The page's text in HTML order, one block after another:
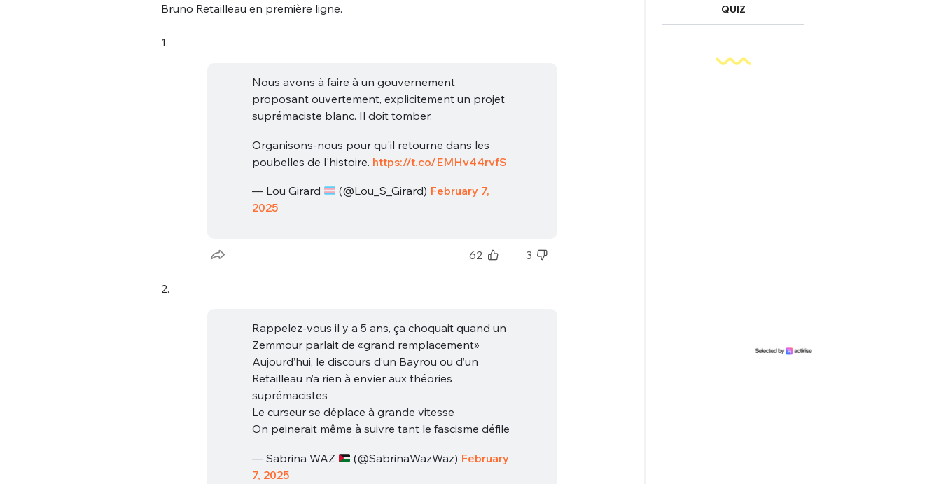
Bruno Retailleau en première ligne.
1.
Nous avons à faire à un gouvernement
proposant ouvertement, explicitement un projet
suprémaciste blanc. Il doit tomber.
Organisons-nous pour qu'il retourne dans les
poubelles de l'histoire. https://t.co/EMHv44rvfS
— Lou Girard (@Lou_S_Girard) February 7,
2025
62 3
2.
Rappelez-vous il y a 5 ans, ça choquait quand un
Zemmour parlait de «grand remplacement»
Aujourd’hui, le discours d’un Bayrou ou d’un
Retailleau n’a rien à envier aux théories
suprémacistes
Le curseur se déplace à grande vitesse
On peinerait même à suivre tant le fascisme défile
— Sabrina WAZ (@SabrinaWazWaz) February
7, 2025
QUIZ